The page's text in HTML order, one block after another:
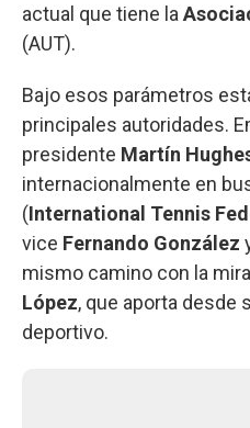
actual que tiene la
(AUT).
Bajo esos parámetros
principales autoridades.
presidente Martín
internacionalmente en
(International Tennis
vice Fernando González
mismo camino con la
López, que aporta desde
deportivo.